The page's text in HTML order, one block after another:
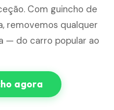
Com guincho de
removemos qualquer
— do carro popular ao
agora